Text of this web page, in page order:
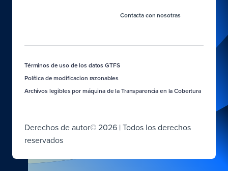
Contacta con nosotras
Términos de uso de los datos GTFS
Política de modificacion razonables
Archivos legibles por máquina de la Transparencia en la Cobertura
Derechos de autor© 2026 | Todos los derechos
reservados